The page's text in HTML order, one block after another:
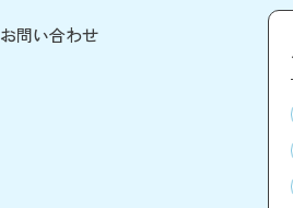
お問い合わせ